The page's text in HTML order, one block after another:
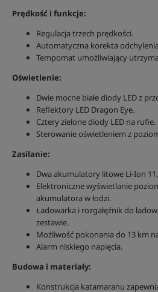
Prędkość i funkcje:
Regulacja trzech prędkości.
Automatyczna korekta
Tempomat umożliwiający
Oświetlenie:
Dwie mocne białe diody LED z
Reflektory LED Dragon Eye.
Cztery zielone diody LED na rufie.
Sterowanie oświetleniem z
Zasilanie:
Dwa akumulatory litowe Li-Ion
Elektroniczne wyświetlanie
akumulatora w łodzi.
Ładowarka i rozgałęźnik do
zestawie.
Możliwość pokonania do 13 km
Alarm niskiego napięcia.
Budowa i materiały:
Konstrukcja katamaranu